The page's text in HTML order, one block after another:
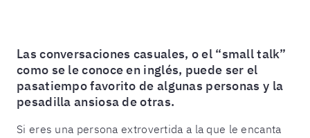
Las conversaciones casuales, o el “small talk”
como se le conoce en inglés, puede ser el
pasatiempo favorito de algunas personas y la
pesadilla ansiosa de otras.
Si eres una persona extrovertida a la que le encanta